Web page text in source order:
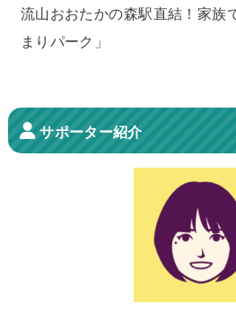
流山おおたかの森駅直結！家族
まりパーク」
サポーター紹介